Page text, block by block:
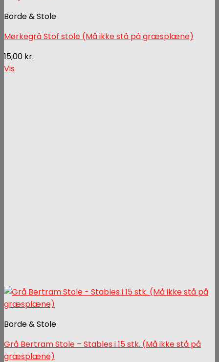
Borde & Stole
Mørkegrå Stof stole (Må ikke stå på græsplæne)
15,00 kr.
Vis
Borde & Stole
Grå Bertram Stole – Stables i 15 stk. (Må ikke stå på
græsplæne)